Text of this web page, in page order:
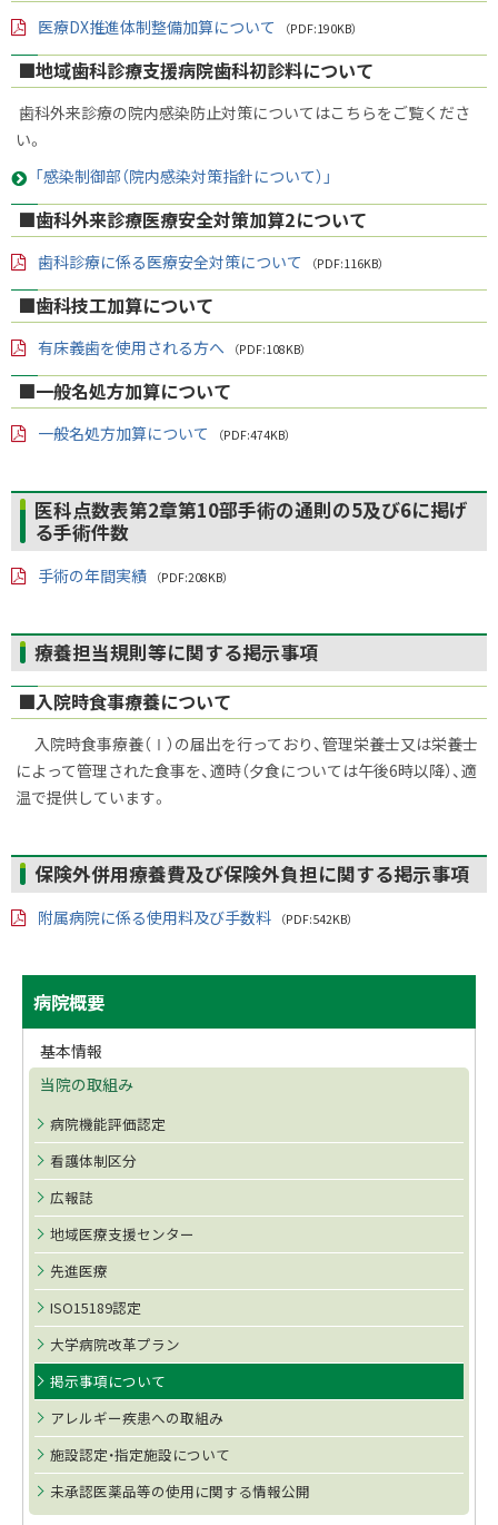
ァ
イ
ル
フ
ァ
イ
ル
医療DX推進体制整備加算について （PDF:190KB）
■地域歯科診療支援病院歯科初診料について
歯科外来診療の院内感染防止対策についてはこちらをご覧くださ
い。
「感染制御部（院内感染対策指針について）」
■歯科外来診療医療安全対策加算2について
フ
ァ
イ
ル
歯科診療に係る医療安全対策について （PDF:116KB）
■歯科技工加算について
フ
ァ
イ
ル
有床義歯を使用される方へ （PDF:108KB）
■一般名処方加算について
ァ
イ
一般名処方加算について （PDF:474KB）
ト
プ
に
る
医科点数表第2章第10部手術の通則の5及び6に掲げ
る手術件数
ァ
イ
ル
手術の年間実績 （PDF:208KB）
ト
ッ
プ
に
る
療養担当規則等に関する掲示事項
■入院時食事療養について
入院時食事療養（Ⅰ）の届出を行っており、管理栄養士又は栄養士
によって管理された食事を、適時（夕食については午後6時以降）、適
温で提供しています。
ト
ッ
プ
戻
保険外併用療養費及び保険外負担に関する掲示事項
附属病院に係る使用料及び手数料 （PDF:542KB）
に
サ
イ
ド
メ
ニ
ュ
ー
病院概要
基本情報
当院の取組み
病院機能評価認定
看護体制区分
広報誌
地域医療支援センター
先進医療
ISO15189認定
大学病院改革プラン
掲示事項について
アレルギー疾患への取組み
施設認定・指定施設について
未承認医薬品等の使用に関する情報公開